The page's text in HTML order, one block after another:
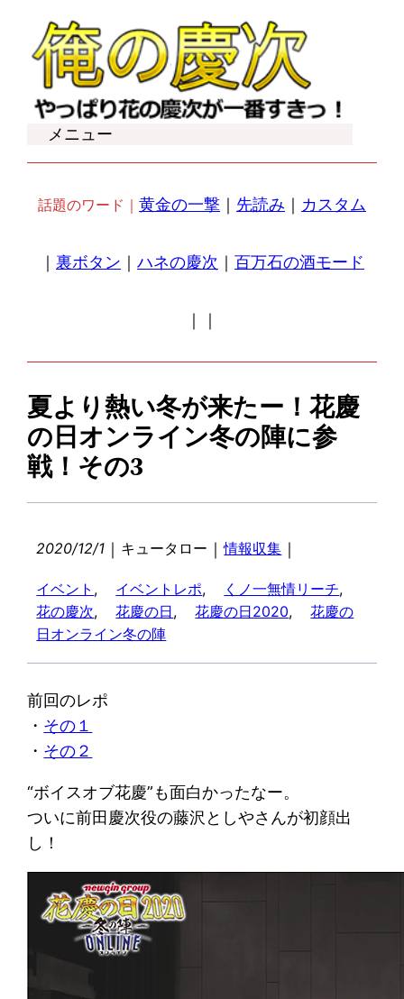
メニュー
話題のワード｜ 黄金の一撃 ｜ 先読み ｜ カスタム
｜ 裏ボタン ｜ ハネの慶次 ｜ 百万石の酒モード
｜ ｜
夏より熱い冬が来たー！花慶
の日オンライン冬の陣に参
戦！その3
2020/12/1 ｜ キュータロー ｜情報収集 ｜
イベント , イベントレポ, くノ一無情リーチ
花の慶次, 花慶の日, 花慶の日2020,
花慶の
日オンライン冬の陣
前回のレポ
・ その１
・ その２
“ボイスオブ花慶”も面白かったなー。
ついに前田慶次役の藤沢としやさんが初顔出
し！